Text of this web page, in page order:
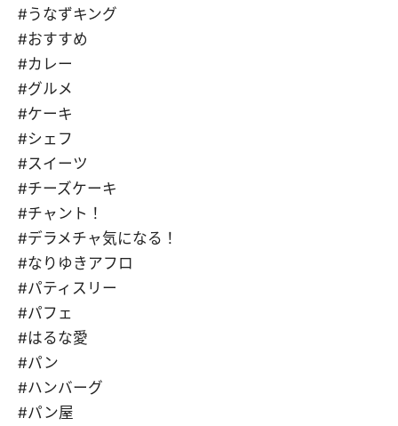
#うなずキング
#おすすめ
#カレー
#グルメ
#ケーキ
#シェフ
#スイーツ
#チーズケーキ
#チャント！
#デラメチャ気になる！
#なりゆきアフロ
#パティスリー
#パフェ
#はるな愛
#パン
#ハンバーグ
#パン屋